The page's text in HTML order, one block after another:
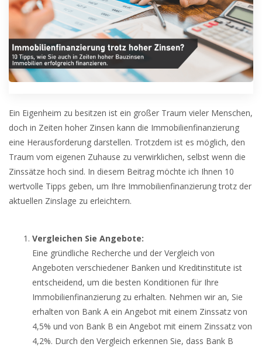
Ein Eigenheim zu besitzen ist ein großer Traum vieler Menschen,
doch in Zeiten hoher Zinsen kann die Immobilienfinanzierung
eine Herausforderung darstellen. Trotzdem ist es möglich, den
Traum vom eigenen Zuhause zu verwirklichen, selbst wenn die
Zinssätze hoch sind. In diesem Beitrag möchte ich Ihnen 10
wertvolle Tipps geben, um Ihre Immobilienfinanzierung trotz der
aktuellen Zinslage zu erleichtern.
Vergleichen Sie Angebote:
Eine gründliche Recherche und der Vergleich von
Angeboten verschiedener Banken und Kreditinstitute ist
entscheidend, um die besten Konditionen für Ihre
Immobilienfinanzierung zu erhalten. Nehmen wir an, Sie
erhalten von Bank A ein Angebot mit einem Zinssatz von
4,5% und von Bank B ein Angebot mit einem Zinssatz von
4,2%. Durch den Vergleich erkennen Sie, dass Bank B